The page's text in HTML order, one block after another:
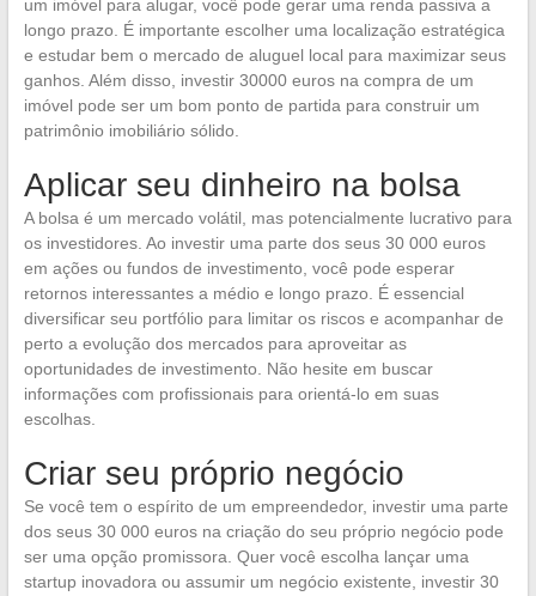
um imóvel para alugar, você pode gerar uma renda passiva a
longo prazo. É importante escolher uma localização estratégica
e estudar bem o mercado de aluguel local para maximizar seus
ganhos. Além disso, investir 30000 euros na compra de um
imóvel pode ser um bom ponto de partida para construir um
patrimônio imobiliário sólido.
Aplicar seu dinheiro na bolsa
A bolsa é um mercado volátil, mas potencialmente lucrativo para
os investidores. Ao investir uma parte dos seus 30 000 euros
em ações ou fundos de investimento, você pode esperar
retornos interessantes a médio e longo prazo. É essencial
diversificar seu portfólio para limitar os riscos e acompanhar de
perto a evolução dos mercados para aproveitar as
oportunidades de investimento. Não hesite em buscar
informações com profissionais para orientá-lo em suas
escolhas.
Criar seu próprio negócio
Se você tem o espírito de um empreendedor, investir uma parte
dos seus 30 000 euros na criação do seu próprio negócio pode
ser uma opção promissora. Quer você escolha lançar uma
startup inovadora ou assumir um negócio existente, investir 30